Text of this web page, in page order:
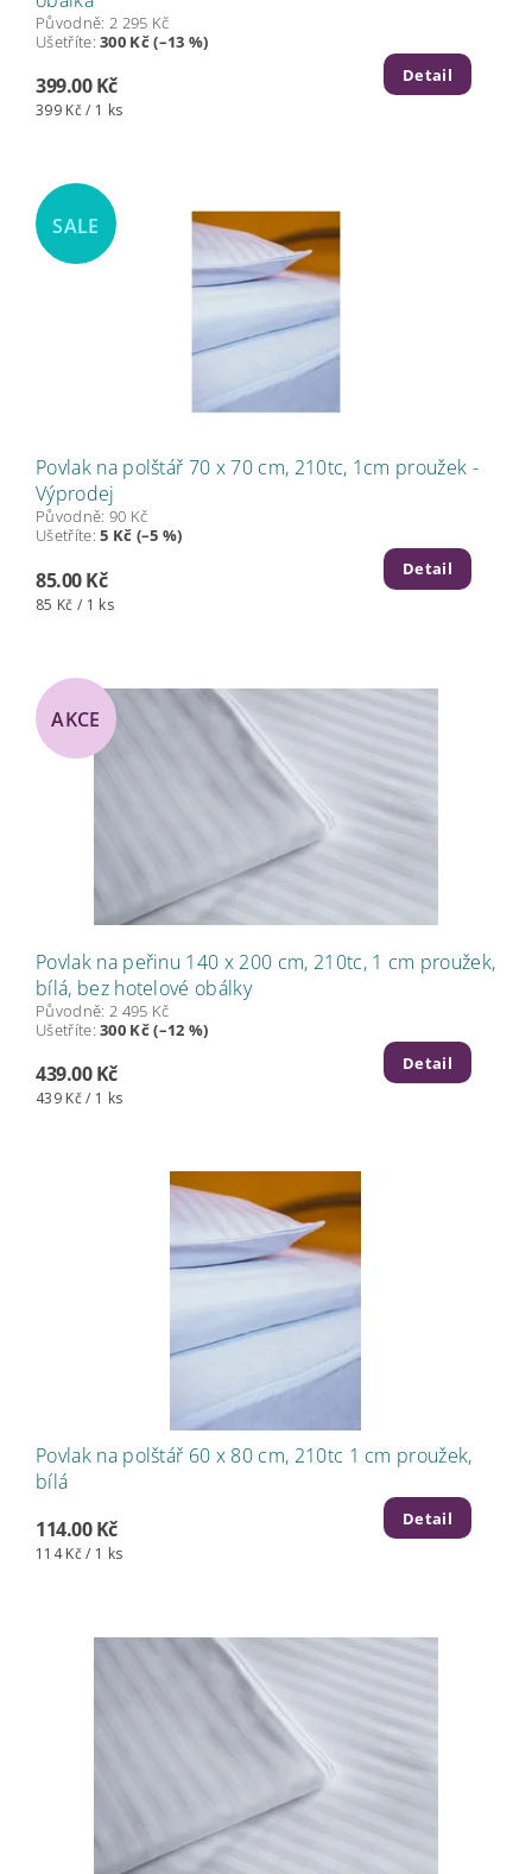
Původně: 2 295 Kč
Ušetříte:300 Kč (–13 %)
399.00 Kč
399 Kč / 1 ks
Detail
SALE
Povlak na polštář 70 x 70 cm, 210tc, 1cm proužek -
Výprodej
Původně: 90 Kč
Ušetříte:5 Kč (–5 %)
85.00 Kč
85 Kč / 1 ks
Detail
AKCE
Povlak na peřinu 140 x 200 cm, 210tc, 1 cm proužek,
bílá, bez hotelové obálky
Původně: 2 495 Kč
Ušetříte:300 Kč (–12 %)
439.00 Kč
439 Kč / 1 ks
Detail
Povlak na polštář 60 x 80 cm, 210tc 1 cm proužek,
bílá
114.00 Kč
114 Kč / 1 ks
Detail